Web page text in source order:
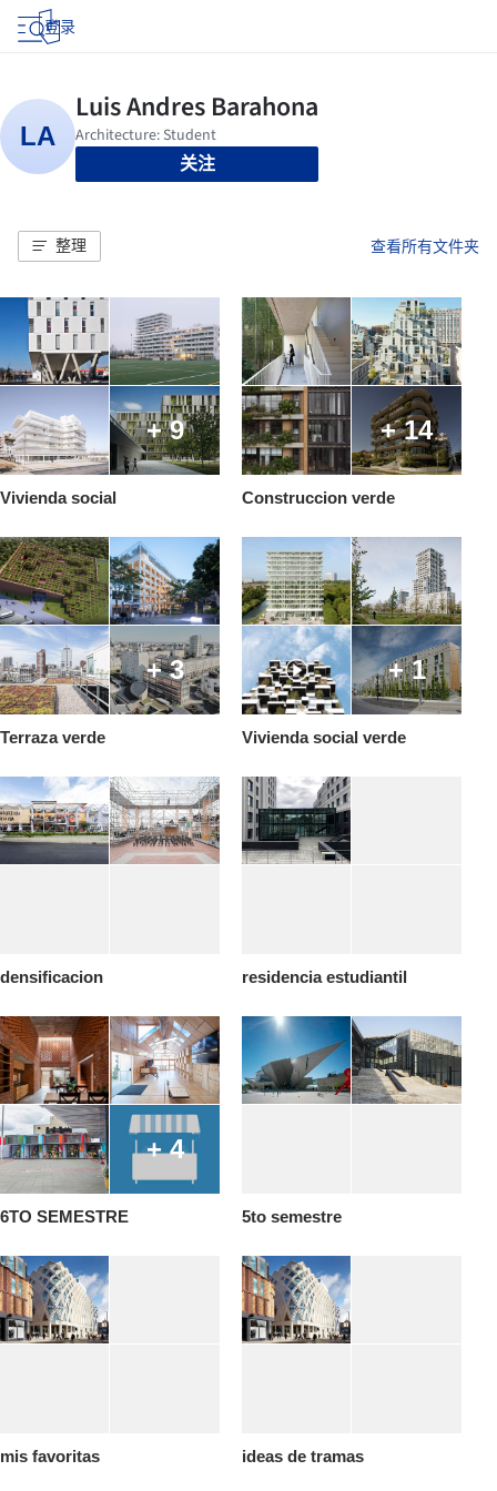
登录
关注
整理 查看所有文件夹
+ 9
Vivienda social
+ 14
Construccion verde
+ 3
Terraza verde
+ 1
Vivienda social verde
densificacion residencia estudiantil
+ 4
6TO SEMESTRE 5to semestre
mis favoritas ideas de tramas